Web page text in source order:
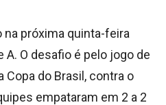
na próxima quinta-feira
A. O desafio é pelo jogo de
Copa do Brasil, contra o
empataram em 2 a 2